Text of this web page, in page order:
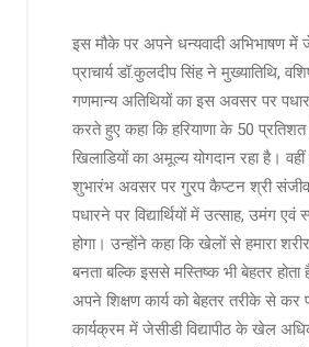
इस मौके पर अपने धन्यवादी अभिभाषण में
प्राचार्य डॉ.कुलदीप सिंह ने मुख्यातिथि,
गणमान्य अतिथियों का इस अवसर पर
करते हुए कहा कि हरियाणा के 50
खिलाडियों का अमूल्य योगदान रहा है।
शुभारंभ अवसर पर गु्रप कैप्टन श्री
पधारने पर विद्यार्थियों में उत्साह, उमंग एवं
होगा। उन्होंने कहा कि खेलों से हमारा
बनता बल्कि इससे मस्तिष्क भी बेहतर होता है
अपने शिक्षण कार्य को बेहतर तरीके से कर
कार्यक्रम में जेसीडी विद्यापीठ के खेल